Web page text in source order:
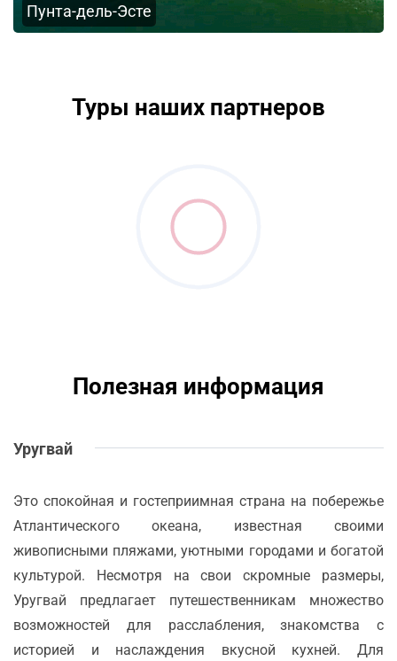
Пунта-дель-Эсте
Туры наших партнеров
Полезная информация
Уругвай
Это спокойная и гостеприимная страна на побережье
Атлантического океана, известная своими
живописными пляжами, уютными городами и богатой
культурой. Несмотря на свои скромные размеры,
Уругвай предлагает путешественникам множество
возможностей для расслабления, знакомства с
историей и наслаждения вкусной кухней. Для